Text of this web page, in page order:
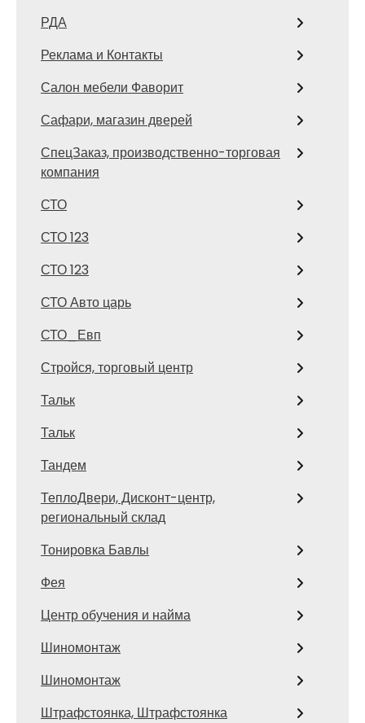
РДА
Реклама и Контакты
Салон мебели Фаворит
Сафари, магазин дверей
СпецЗаказ, производственно-торговая
компания
СТО
СТО 123
СТО 123
СТО Авто царь
СТО_Евп
Стройся, торговый центр
Тальк
Тальк
Тандем
ТеплоДвери, Дисконт-центр,
региональный склад
Тонировка Бавлы
Фея
Центр обучения и найма
Шиномонтаж
Шиномонтаж
Штрафстоянка, Штрафстоянка